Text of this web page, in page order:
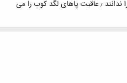
کسانی که قدر دستان نوازشگر را ندانند ٫ عاقبت پاهای لگد کوب را می